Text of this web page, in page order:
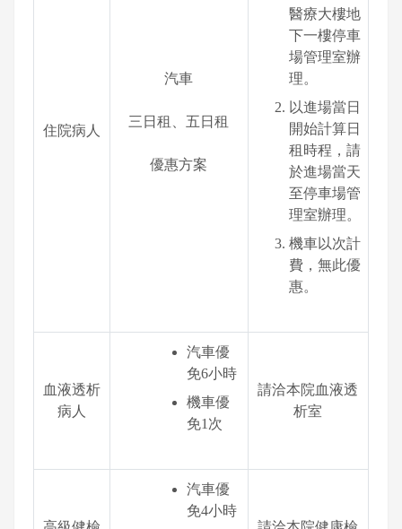
住院病人
汽車
三日租、五日租
優惠方案
醫療大樓地
下一樓停車
場管理室辦
理。
以進場當日
開始計算日
租時程，請
於進場當天
至停車場管
理室辦理。
機車以次計
費，無此優
惠。
血液透析
病人
汽車優
免6小時
機車優
免1次
請洽本院血液透
析室
汽車優
免4小時